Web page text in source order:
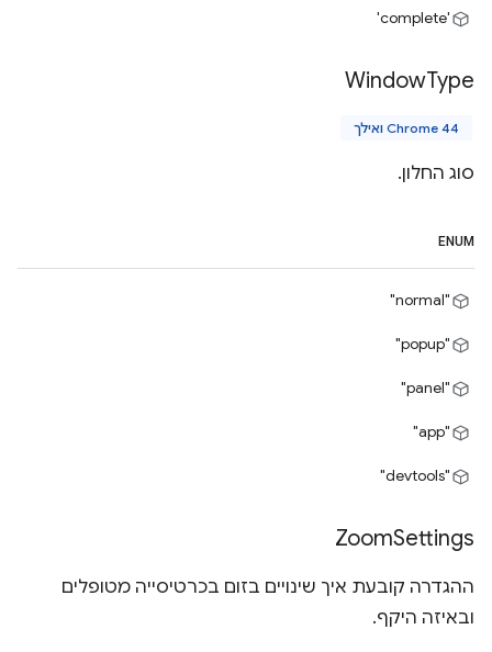
'complete'
WindowType
Chrome 44 ואילך
סוג החלון.
ENUM
"normal"
"popup"
"panel"
"app"
"devtools"
ZoomSettings
ההגדרה קובעת איך שינויים בזום בכרטיסייה מטופלים
ובאיזה היקף.